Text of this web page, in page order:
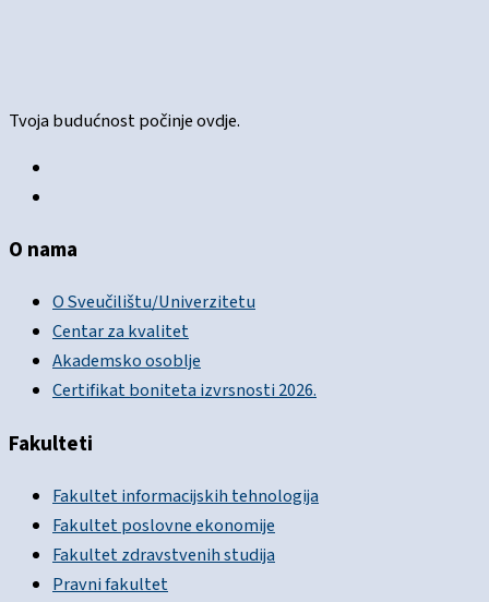
Tvoja budućnost počinje ovdje.
O nama
O Sveučilištu/Univerzitetu
Centar za kvalitet
Akademsko osoblje
Certifikat boniteta izvrsnosti 2026.
Fakulteti
Fakultet informacijskih tehnologija
Fakultet poslovne ekonomije
Fakultet zdravstvenih studija
Pravni fakultet